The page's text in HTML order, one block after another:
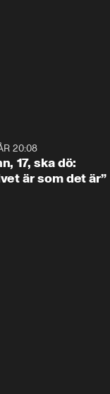
20:08
17, ska dö:
är som det är”